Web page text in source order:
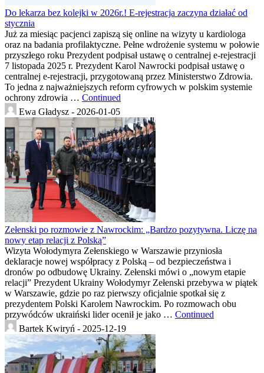
Do lekarza bez kolejki w 2026r.! E-rejestracja zaczyna działać od
stycznia
Już za miesiąc pacjenci zapiszą się online na wizyty u kardiologa
oraz na badania profilaktyczne. Pełne wdrożenie systemu w połowie
przyszłego roku Prezydent podpisał ustawę o centralnej e-rejestracji
7 listopada 2025 r. Prezydent Karol Nawrocki podpisał ustawę o
centralnej e-rejestracji, przygotowaną przez Ministerstwo Zdrowia.
To jedna z najważniejszych reform cyfrowych w polskim systemie
ochrony zdrowia … Continued
Ewa Gładysz - 2026-01-05
Zełenski po rozmowie z Nawrockim: „Bardzo pozytywna. Liczę na
nowy etap relacji z Polską”
Wizyta Wołodymyra Zełenskiego w Warszawie przyniosła
deklaracje nowej współpracy z Polską – od bezpieczeństwa i
dronów po odbudowę Ukrainy. Zełenski mówi o „nowym etapie
relacji” Prezydent Ukrainy Wołodymyr Zełenski przebywa w piątek
w Warszawie, gdzie po raz pierwszy oficjalnie spotkał się z
prezydentem Polski Karolem Nawrockim. Po rozmowach obu
przywódców ukraiński lider ocenił je jako … Continued
Bartek Kwiryń - 2025-12-19